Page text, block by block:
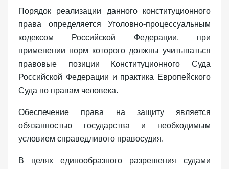
Порядок реализации данного конституционного
права определяется Уголовно-процессуальным
кодексом Российской Федерации, при
применении норм которого должны учитываться
правовые позиции Конституционного Суда
Российской Федерации и практика Европейского
Суда по правам человека.
Обеспечение права на защиту является
обязанностью государства и необходимым
условием справедливого правосудия.
В целях единообразного разрешения судами